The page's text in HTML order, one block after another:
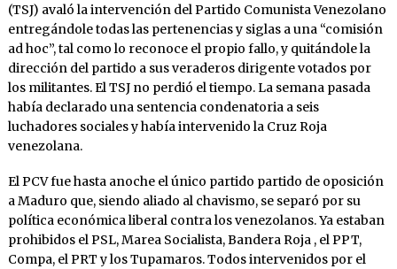
(TSJ) avaló la intervención del Partido Comunista Venezolano
entregándole todas las pertenencias y siglas a una “comisión
ad hoc”, tal como lo reconoce el propio fallo, y quitándole la
dirección del partido a sus veraderos dirigente votados por
los militantes. El TSJ no perdió el tiempo. La semana pasada
había declarado una sentencia condenatoria a seis
luchadores sociales y había intervenido la Cruz Roja
venezolana.
El PCV fue hasta anoche el único partido partido de oposición
a Maduro que, siendo aliado al chavismo, se separó por su
política económica liberal contra los venezolanos. Ya estaban
prohibidos el PSL, Marea Socialista, Bandera Roja , el PPT,
Compa, el PRT y los Tupamaros. Todos intervenidos por el